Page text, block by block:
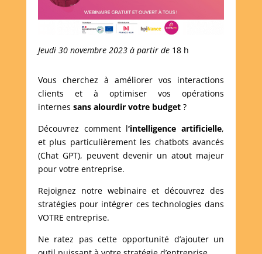
Jeudi 30 novembre 2023 à partir de 18 h
Vous cherchez à améliorer vos interactions
clients et à optimiser vos opérations
internes sans alourdir votre budget?
Découvrez comment l‘intelligence artificielle,
et plus particulièrement les chatbots avancés
(Chat GPT), peuvent devenir un atout majeur
pour votre entreprise.
Rejoignez notre webinaire et découvrez des
stratégies pour intégrer ces technologies dans
VOTRE entreprise.
Ne ratez pas cette opportunité d’ajouter un